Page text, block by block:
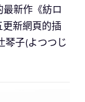
新作《紡ロ
新網頁的插
琴子(よつつじ